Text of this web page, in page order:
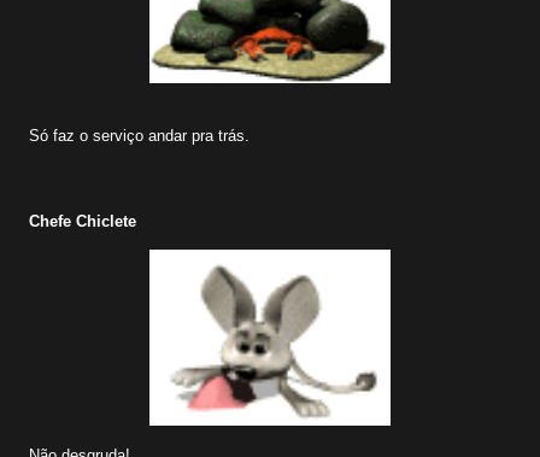
Só faz o serviço andar pra trás.
Chefe Chiclete